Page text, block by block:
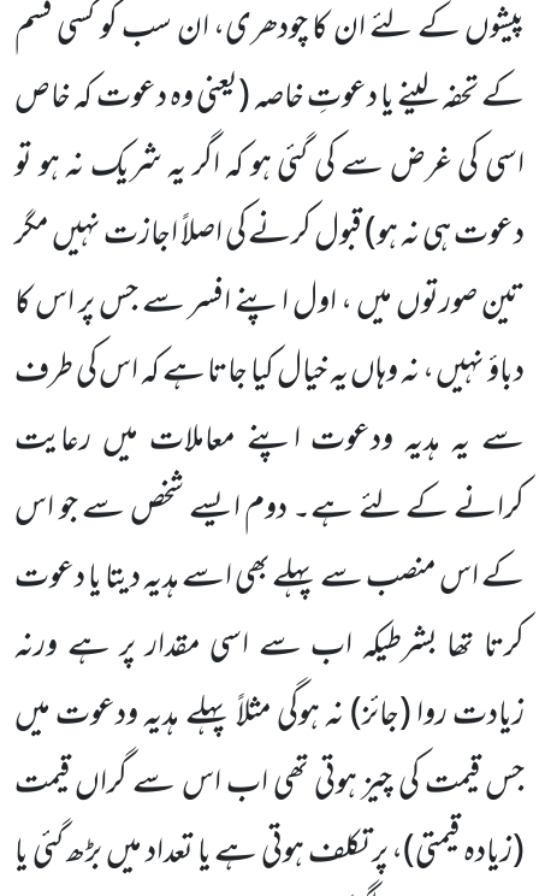
پیشوں کے لئے ان کا چودھری، ان سب کو کسی قسم
کے تحفہ لینے یا دعوتِ خاصہ (یعنی وہ دعوت کہ خاص
اسی کی غرض سے کی گئی ہو کہ اگر یہ شریک نہ ہو تو
دعوت ہی نہ ہو) قبول کرنے کی اصلاً اجازت نہیں مگر
تین صورتوں میں ، اول اپنے افسر سے جس پر اس کا
دباؤ نہیں ، نہ وہاں یہ خیال کیا جاتا ہے کہ اس کی طرف
سے یہ ہدیہ ودعوت اپنے معاملات میں رعایت
کرانے کے لئے ہے۔ دوم ایسے شخص سے جو اس
کے اس منصب سے پہلے بھی اسے ہدیہ دیتا یا دعوت
کرتا تھا بشرطیکہ اب سے اسی مقدار پر ہے ورنہ
زیادت روا (جائز) نہ ہوگی مثلاً پہلے ہدیہ ودعوت میں
جس قیمت کی چیز ہوتی تھی اب اس سے گراں قیمت
(زیادہ قیمتی)، پر تکلف ہوتی ہے یا تعداد میں بڑھ گئی یا